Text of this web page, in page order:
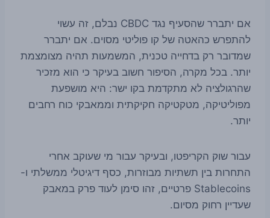
אם יתברר שהסעיף נגד CBDC נבלם, זה עשוי
להתפרש כהאטה של קו פוליטי מסוים. אם יתברר
שמדובר רק בדחייה טכנית, המשמעות תהיה מצומצמת
יותר. בכל מקרה, הסיפור חשוב בעיקר כי הוא מזכיר
שהרגולציה לא מתקדמת בקו ישר: היא מושפעת
מפוליטיקה, מטקטיקה חקיקתית וממאבקי כוח רחבים
יותר.
עבור שוק הקריפטו, ובעיקר עבור מי שעוקב אחרי
התחרות בין תשתיות מבוזרות, כסף דיגיטלי ממשלתי ו-
Stablecoins פרטיים, זהו סימן לעוד פרק במאבק
שעדיין רחוק מסיום.